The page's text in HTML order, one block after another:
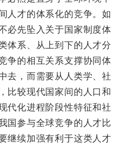
人才的体系化的竞争。如
必先坠入关于国家制度体
体系、从上到下的人才分
争的相互关系支撑协同体
去，而需要从人类学、社
比较现代国家间的人口和
代化进程阶段性特征和社
国参与全球竞争的人才比
继续加强有利于这类人才